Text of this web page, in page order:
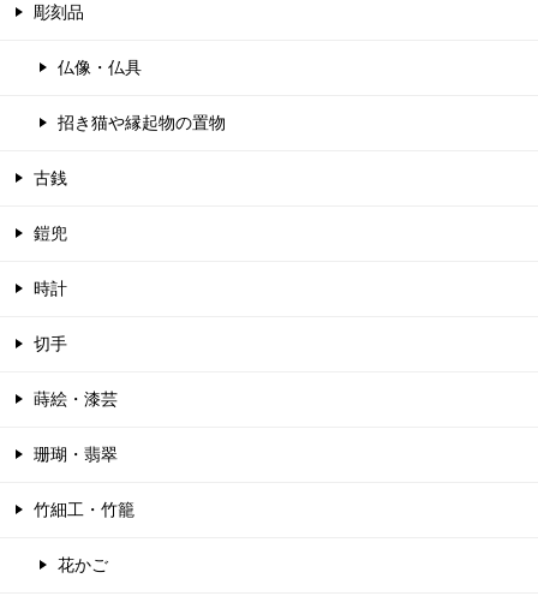
彫刻品
仏像・仏具
招き猫や縁起物の置物
古銭
鎧兜
時計
切手
蒔絵・漆芸
珊瑚・翡翠
竹細工・竹籠
花かご